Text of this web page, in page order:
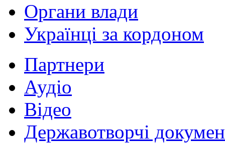
Органи влади
Українці за кордоном
Партнери
Аудіо
Відео
Державотворчі